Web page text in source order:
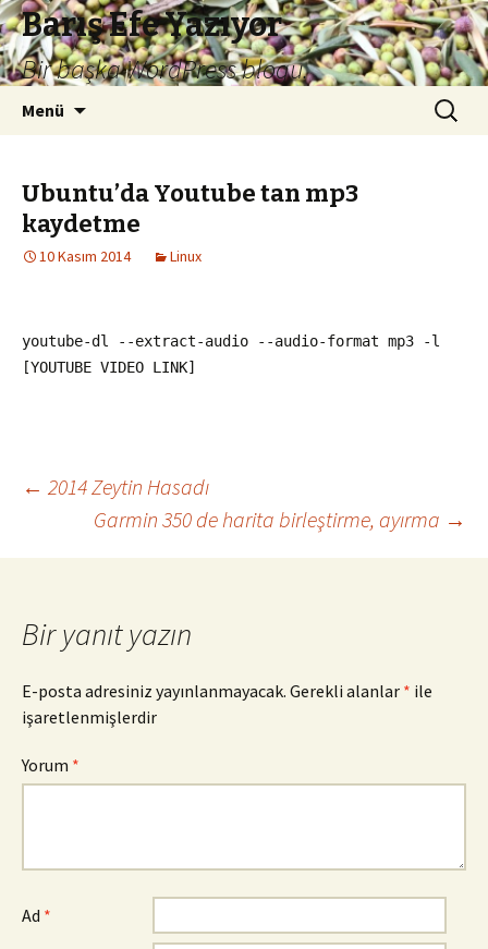
Barış Efe Yazıyor
Bir başka WordPress blogu.
Menü Arama:
Ubuntu’da Youtube tan mp3
kaydetme
10 Kasım 2014 Linux
youtube-dl --extract-audio --audio-format mp3 -l
[YOUTUBE VIDEO LINK]
Yazı
dolaşımı
← 2014 Zeytin Hasadı
Garmin 350 de harita birleştirme, ayırma →
Bir yanıt yazın
E-posta adresiniz yayınlanmayacak. Gerekli alanlar * ile
işaretlenmişlerdir
Yorum *
Ad *